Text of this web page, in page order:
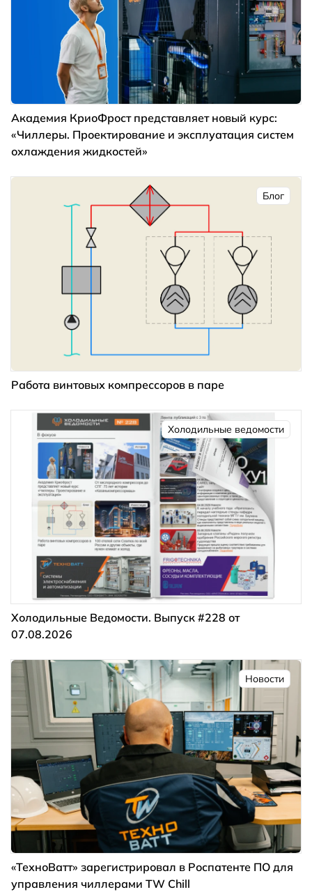
Академия КриоФрост представляет новый курс:
«Чиллеры. Проектирование и эксплуатация систем
охлаждения жидкостей»
Блог
Работа винтовых компрессоров в паре
Холодильные ведомости
Холодильные Ведомости. Выпуск #228 от
07.08.2026
Новости
«ТехноВатт» зарегистрировал в Роспатенте ПО для
управления чиллерами TW Chill